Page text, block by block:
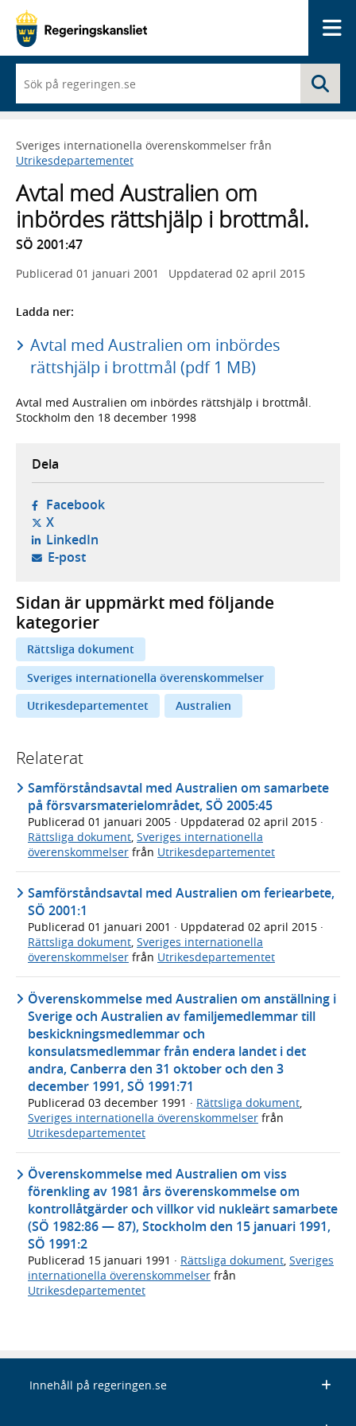
du
börjar
skriva
framträder
en
med
sökförslag
Sveriges internationella överenskommelser från
Utrikesdepartementet
Avtal med Australien om
inbördes rättshjälp i brottmål.
SÖ 2001:47
Publicerad 01 januari 2001 Uppdaterad 02 april 2015
Ladda ner:
Avtal med Australien om inbördes
rättshjälp i brottmål (pdf 1 MB)
Avtal med Australien om inbördes rättshjälp i brottmål.
Stockholm den 18 december 1998
Dela
Facebook- öppnas i ny flik, extern webbplats,
X- öppnas i ny flik, extern webbplats,
LinkedIn- öppnas i ny flik, extern webbplats,
E-post- öppnar din e-postklient,
Sidan är uppmärkt med följande
kategorier
Rättsliga dokument
Sveriges internationella överenskommelser
Utrikesdepartementet
Australien
Relaterat
Samförståndsavtal med Australien om samarbete
på försvarsmaterielområdet, SÖ 2005:45
Publicerad 01 januari 2005 · Uppdaterad 02 april 2015 ·
Rättsliga dokument Sveriges internationella
överenskommelser från Utrikesdepartementet
Samförståndsavtal med Australien om feriearbete,
SÖ 2001:1
Publicerad 01 januari 2001 · Uppdaterad 02 april 2015 ·
Rättsliga dokument, Sveriges internationella
överenskommelser från Utrikesdepartementet
Överenskommelse med Australien om anställning i
Sverige och Australien av familjemedlemmar till
beskickningsmedlemmar och
konsulatsmedlemmar från endera landet i det
andra, Canberra den 31 oktober och den 3
december 1991, SÖ 1991:71
Publicerad 03 december 1991 · Rättsliga dokument,
Sveriges internationella överenskommelser från
Utrikesdepartementet
Överenskommelse med Australien om viss
förenkling av 1981 års överenskommelse om
kontrollåtgärder och villkor vid nukleärt samarbete
(SÖ 1982:86 — 87), Stockholm den 15 januari 1991,
SÖ 1991:2
Publicerad 15 januari 1991 · Rättsliga dokument, Sveriges
internationella överenskommelser från
Utrikesdepartementet
Innehåll på regeringen.se